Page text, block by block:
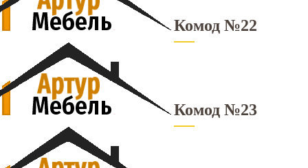
Комод №22
Комод №23